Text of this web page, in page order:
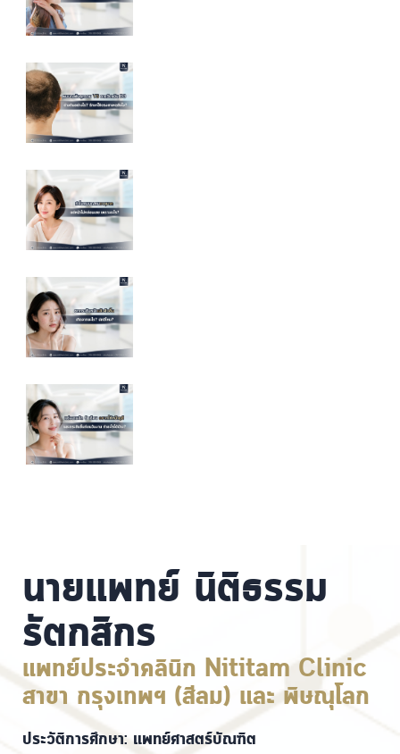
นายแพทย์ นิติธรรม
รัตกสิกร
แพทย์ประจำคลินิก Nititam Clinic
สาขา กรุงเทพฯ (สีลม) และ พิษณุโลก
ประวัติการศึกษา: แพทย์ศาสตร์บัณฑิต